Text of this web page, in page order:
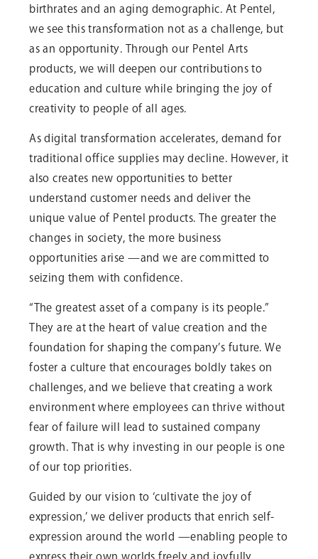
birthrates and an aging demographic. At Pentel,
we see this transformation not as a challenge, but
as an opportunity. Through our Pentel Arts
products, we will deepen our contributions to
education and culture while bringing the joy of
creativity to people of all ages.
As digital transformation accelerates, demand for
traditional office supplies may decline. However, it
also creates new opportunities to better
understand customer needs and deliver the
unique value of Pentel products. The greater the
changes in society, the more business
opportunities arise —and we are committed to
seizing them with confidence.
“The greatest asset of a company is its people.”
They are at the heart of value creation and the
foundation for shaping the company’s future. We
foster a culture that encourages boldly takes on
challenges, and we believe that creating a work
environment where employees can thrive without
fear of failure will lead to sustained company
growth. That is why investing in our people is one
of our top priorities.
Guided by our vision to ‘cultivate the joy of
expression,’ we deliver products that enrich self-
expression around the world —enabling people to
express their own worlds freely and joyfully.